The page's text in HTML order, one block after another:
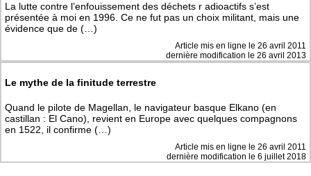
La lutte contre l’enfouissement des déchets r adioactifs s’est
présentée à moi en 1996. Ce ne fut pas un choix militant, mais une
évidence que de (…)
Article mis en ligne le 26 avril 2011
dernière modification le 26 avril 2013
Le mythe de la finitude terrestre
Quand le pilote de Magellan, le navigateur basque Elkano (en
castillan : El Cano), revient en Europe avec quelques compagnons
en 1522, il confirme (…)
Article mis en ligne le 26 avril 2011
dernière modification le 6 juillet 2018